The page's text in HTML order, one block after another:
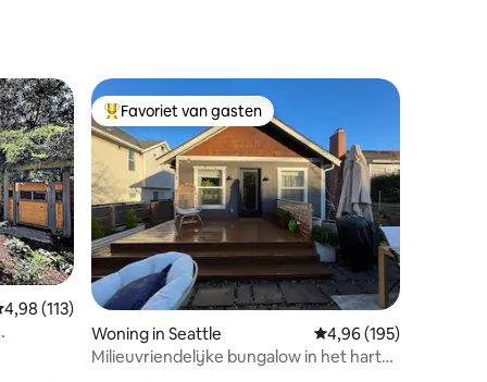
beoordeling van 4,98 op 5, 113 recensies
4,98 (113)
Topfavoriet van gasten
Favoriet van gasten
Woning in Seattle Gemiddelde
4,96 (195)
Milieuvriendelijke bungalow in het hart